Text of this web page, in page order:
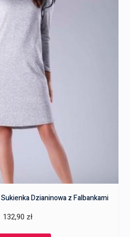
Dzianinowa z Falbankami
132,90 zł